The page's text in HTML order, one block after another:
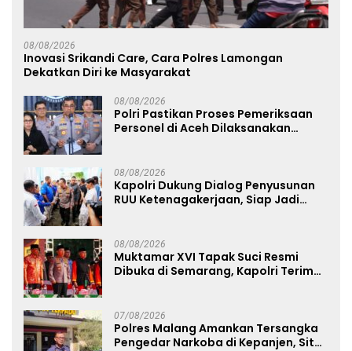
08/08/2026
Inovasi Srikandi Care, Cara Polres Lamongan
Dekatkan Diri ke Masyarakat
08/08/2026
Polri Pastikan Proses Pemeriksaan
Personel di Aceh Dilaksanakan
08/08/2026
Kapolri Dukung Dialog Penyusunan
RUU Ketenagakerjaan, Siap Jadi
08/08/2026
Muktamar XVI Tapak Suci Resmi
Dibuka di Semarang, Kapolri Terima
07/08/2026
Polres Malang Amankan Tersangka
Pengedar Narkoba di Kepanjen, Sita